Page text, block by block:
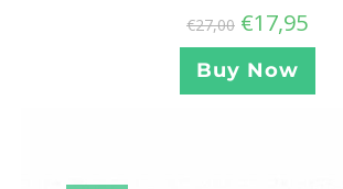
€27,00 €17,95
Buy Now